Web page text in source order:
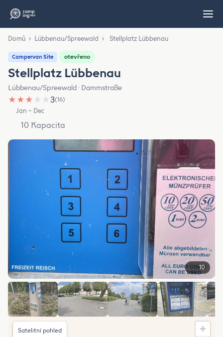
Domů › Lübbenau/Spreewald › Stellplatz Lübbenau
Campervan Site otevřeno
Stellplatz Lübbenau
Lübbenau/Spreewald · Dammstraße
★ ★ ★ ★ ★3(16)
Jan – Dec
10 Kapacita
10
Satelitní pohled